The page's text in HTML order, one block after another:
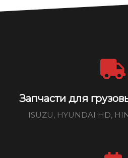
Запчасти для
ISUZU, HYUNDAI HD,